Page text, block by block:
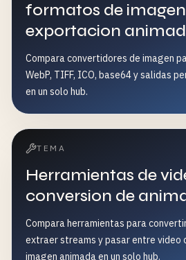
formatos de
exportacion
Compara convertidores de imagen
WebP, TIFF, ICO, base64 y salidas
en un solo hub.
TEMA
Herramientas de
conversion de
Compara herramientas para
extraer streams y pasar entre video
imagen animada en un solo hub.